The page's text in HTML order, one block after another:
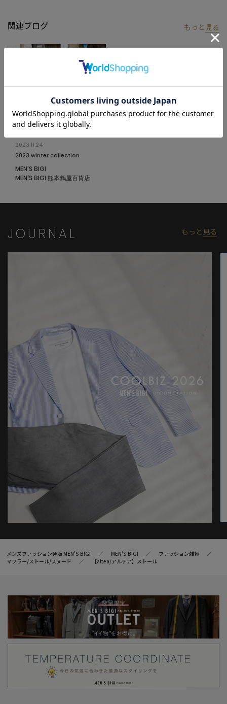
合がございます。
※サイズは弊社規定の採寸によって記載しておりますが、若干の
関連ブログ もっと 見る
2023.11.24
2023 winter collection
MEN'S BIGI
MEN'S BIGI 熊本鶴屋百貨店
JOURNAL もっと 見る
メンズファッション通販 MEN'S BIGI MEN’S BIGI
ファッション雑貨
マフラー/ストール/スヌード
【altea/アルテア】ストール